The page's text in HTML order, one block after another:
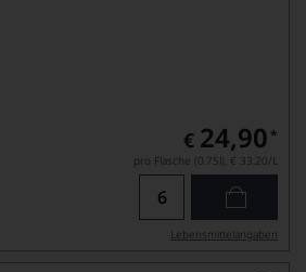
€ 24,90 *
pro Flasche (0.75l), € 33,20/L
Lebensmittel­angaben